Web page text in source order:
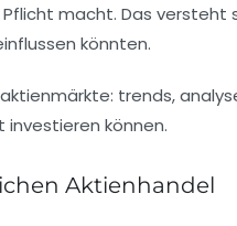
macht. Das versteht
könnten.
Aktienhandel